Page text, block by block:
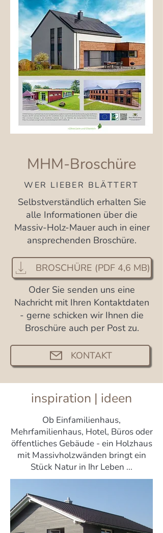
MHM-Broschüre
WER LIEBER BLÄTTERT
Selbstverständlich erhalten Sie
alle Informationen über die
Massiv-Holz-Mauer auch in einer
ansprechenden Broschüre.
BROSCHÜRE (PDF 4,6 MB)
Oder Sie senden uns eine
Nachricht mit Ihren Kontaktdaten
- gerne schicken wir Ihnen die
Broschüre auch per Post zu.
KONTAKT
inspiration | ideen
Ob Einfamilienhaus,
Mehrfamilienhaus, Hotel, Büros oder
öffentliches Gebäude - ein Holzhaus
mit Massivholzwänden bringt ein
Stück Natur in Ihr Leben ...